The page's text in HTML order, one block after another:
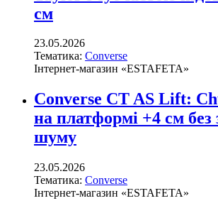
см
23.05.2026
Тематика: Converse
Інтернет-магазин «ESTAFETA»
Converse CT AS Lift:
на платформі +4 см без
шуму
23.05.2026
Тематика: Converse
Інтернет-магазин «ESTAFETA»